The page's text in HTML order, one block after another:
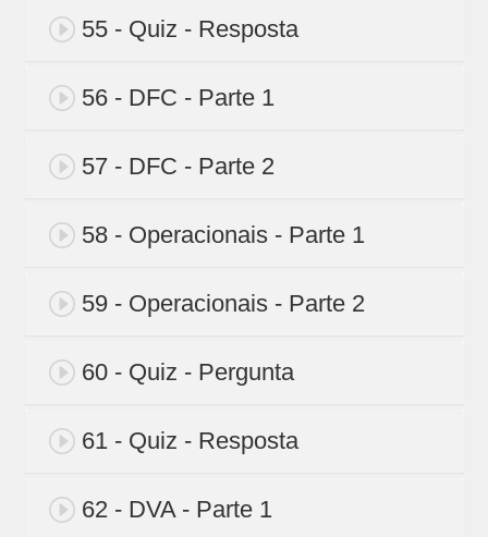
55 - Quiz - Resposta
56 - DFC - Parte 1
57 - DFC - Parte 2
58 - Operacionais - Parte 1
59 - Operacionais - Parte 2
60 - Quiz - Pergunta
61 - Quiz - Resposta
62 - DVA - Parte 1